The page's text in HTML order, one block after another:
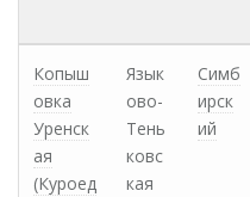
Копыш
овка
Уренск
ая
(Куроед
Язык
ово-
Тень
ковс
кая
Симб
ирск
ий